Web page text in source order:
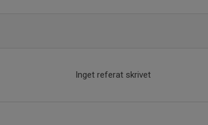
Inget referat skrivet